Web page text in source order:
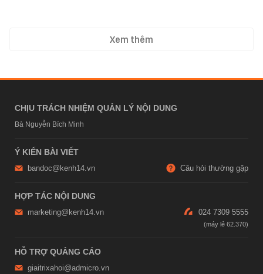
Xem thêm
CHỊU TRÁCH NHIỆM QUẢN LÝ NỘI DUNG
Bà Nguyễn Bích Minh
Ý KIẾN BÀI VIẾT
bandoc@kenh14.vn Câu hỏi thường gặp
HỢP TÁC NỘI DUNG
marketing@kenh14.vn 024 7309 5555
HỖ TRỢ QUẢNG CÁO
giaitrixahoi@admicro.vn